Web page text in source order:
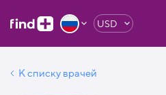
USD
К списку врачей